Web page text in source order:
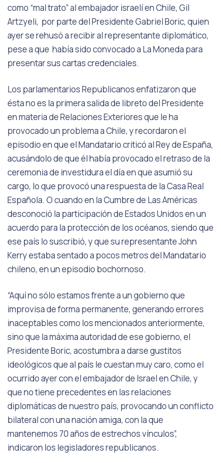
como “mal trato” al embajador israelí en Chile, Gil
Artzyeli, por parte del Presidente Gabriel Boric, quien
ayer se rehusó a recibir al representante diplomático,
pese a que había sido convocado a La Moneda para
presentar sus cartas credenciales.
Los parlamentarios Republicanos enfatizaron que
ésta no es la primera salida de libreto del Presidente
en materia de Relaciones Exteriores que le ha
provocado un problema a Chile, y recordaron el
episodio en que el Mandatario criticó al Rey de España,
acusándolo de que él había provocado el retraso de la
ceremonia de investidura el día en que asumió su
cargo, lo que provocó una respuesta de la Casa Real
Española. O cuando en la Cumbre de Las Américas
desconoció la participación de Estados Unidos en un
acuerdo para la protección de los océanos, siendo que
ese país lo suscribió, y que su representante John
Kerry estaba sentado a pocos metros del Mandatario
chileno, en un episodio bochornoso.
“Aquí no sólo estamos frente a un gobierno que
improvisa de forma permanente, generando errores
inaceptables como los mencionados anteriormente,
sino que la máxima autoridad de ese gobierno, el
Presidente Boric, acostumbra a darse gustitos
ideológicos que al país le cuestan muy caro, como el
ocurrido ayer con el embajador de Israel en Chile, y
que no tiene precedentes en las relaciones
diplomáticas de nuestro país, provocando un conflicto
bilateral con una nación amiga, con la que
mantenemos 70 años de estrechos vínculos”,
indicaron los legisladores republicanos.